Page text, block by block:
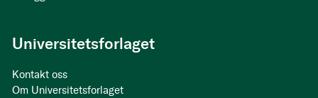
Universitetsforlaget
Kontakt oss
Om Universitetsforlaget